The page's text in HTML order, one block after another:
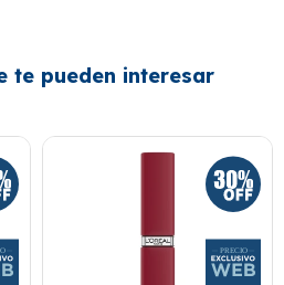
te pueden interesar